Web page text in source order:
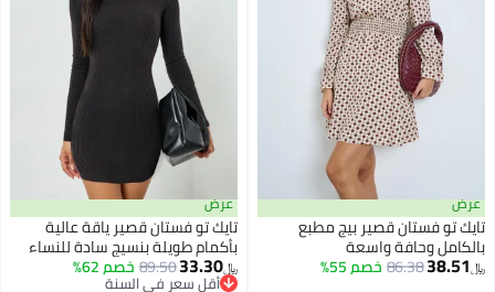
عرض
تايك تو فستان قصير بيج مطبع
بالكامل وحافة واسعة
﷼‏ 38.51
86.38خصم 55%
عرض
تايك تو فستان قصير ياقة عالية
بأكمام طويلة بنسيج سادة للنساء
﷼‏33.30
89.50خصم 62%
أقل سعر في السنة